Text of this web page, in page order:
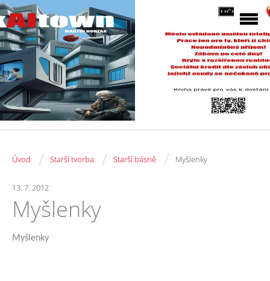
Úvod / Starší tvorba / Starší básně / Myšlenky
13. 7. 2012
Myšlenky
Myšlenky